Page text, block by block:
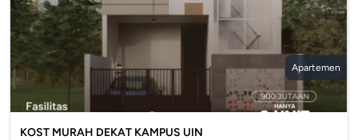
Apartemen
KOST MURAH DEKAT KAMPUS UIN